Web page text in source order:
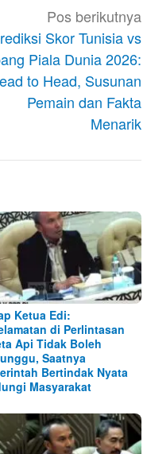
Pos berikutnya
Skor Tunisia vs
Piala Dunia 2026:
to Head, Susunan
Pemain dan Fakta
Menarik
Ketua Edi:
di Perlintasan
Api Tidak Boleh
Saatnya
Bertindak Nyata
Masyarakat